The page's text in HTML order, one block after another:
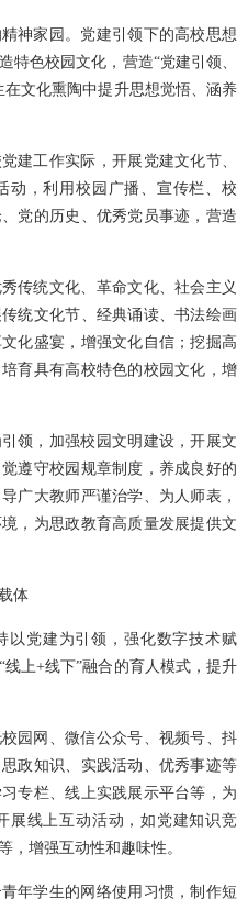
神家园。党建引领下的高校思想
特色校园文化，营造“党建引领、
文化熏陶中提升思想觉悟、涵养
建工作实际，开展党建文化节、
动，利用校园广播、宣传栏、校
党的历史、优秀党员事迹，营造
传统文化、革命文化、社会主义
统文化节、经典诵读、书法绘画
化盛宴，增强文化自信；挖掘高
育具有高校特色的校园文化，增
领，加强校园文明建设，开展文
遵守校园规章制度，养成良好的
广大教师严谨治学、为人师表，
，为思政教育高质量发展提供文
体
以党建为引领，强化数字技术赋
上+线下”融合的育人模式，提升
园网、微信公众号、视频号、抖
政知识、实践活动、优秀事迹等
专栏、线上实践展示平台等，为
展线上互动活动，如党建知识竞
，增强互动性和趣味性。
年学生的网络使用习惯，制作短